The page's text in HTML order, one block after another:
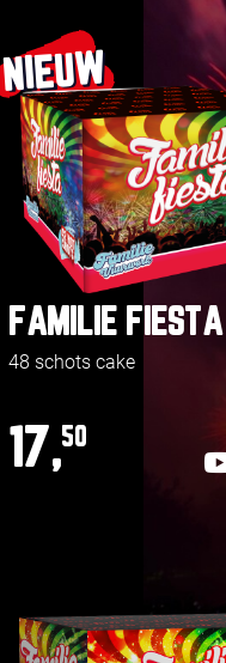
NIEUW
FAMILIE FIESTA
48 schots cake
17,50